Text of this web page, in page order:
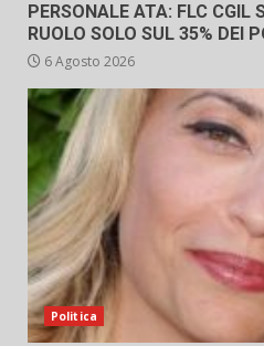
PERSONALE ATA: FLC CGIL
RUOLO SOLO SUL 35% DEI
6 Agosto 2026
Politica